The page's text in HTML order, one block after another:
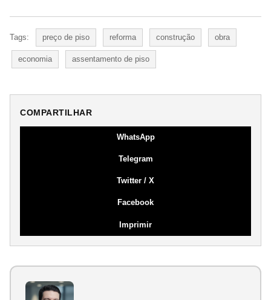
Tags: preço de piso reforma construção obra
economia assentamento de piso
COMPARTILHAR
WhatsApp
Telegram
Twitter / X
Facebook
Imprimir